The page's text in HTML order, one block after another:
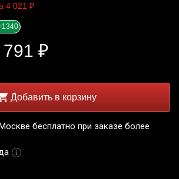
4 021 ₽
1340
791 ₽
Добавить в корзину
бесплатно при заказе более